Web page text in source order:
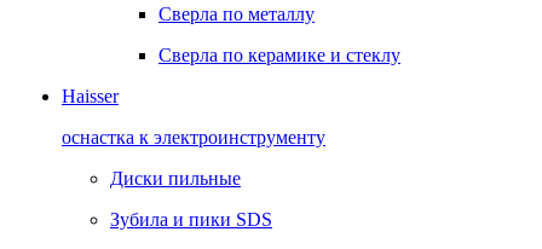
Сверла по металлу
Сверла по керамике и стеклу
Haisser
оснастка к электроинструменту
Диски пильные
Зубила и пики SDS